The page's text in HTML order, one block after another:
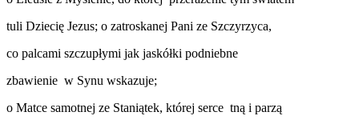
tuli Dziecię Jezus; o zatroskanej Pani ze Szczyrzyca,
co palcami szczupłymi jak jaskółki podniebne
zbawienie w Synu wskazuje;
o Matce samotnej ze Staniątek, której serce tną i parzą